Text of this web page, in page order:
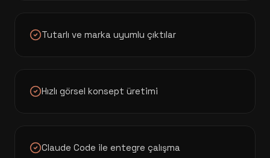
Tutarlı ve marka uyumlu çıktılar
Hızlı görsel konsept üretimi
Claude Code ile entegre çalışma